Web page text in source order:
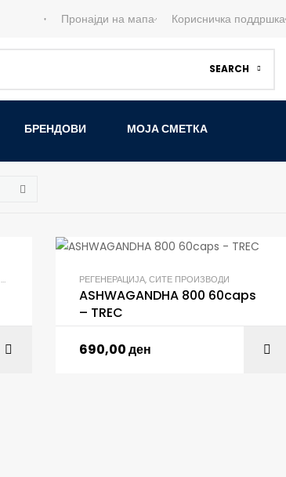
Пронајди на мапа Корисничка поддршка
SEARCH
БРЕНДОВИ МОЈА СМЕТКА
СИТЕ ПРОИЗВОДИ,ТЕСТОСТЕРОН БУСТЕРИ
РЕГЕНЕРАЦИЈА,СИТЕ ПРОИЗВОДИ
ASHWAGANDHA 800 60caps
– TREC
690,00ден